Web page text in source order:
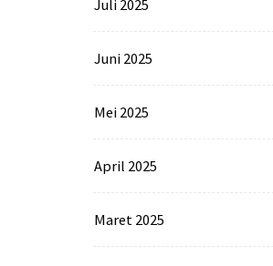
Juli 2025
Juni 2025
Mei 2025
April 2025
Maret 2025